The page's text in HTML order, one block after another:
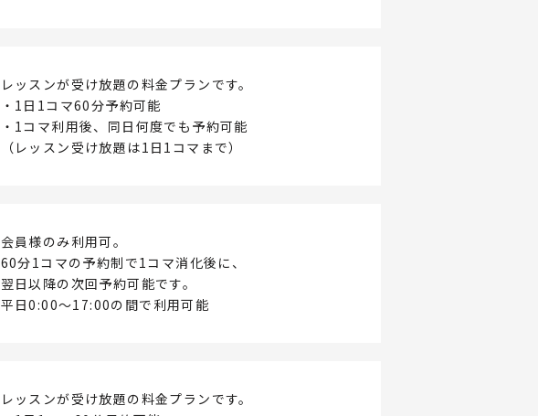
レッスンが受け放題の料金プランです。
・1日1コマ60分予約可能
・1コマ利用後、同日何度でも予約可能
（レッスン受け放題は1日1コマまで）
会員様のみ利用可。
60分1コマの予約制で1コマ消化後に、
翌日以降の次回予約可能です。
平日0:00〜17:00の間で利用可能
レッスンが受け放題の料金プランです。